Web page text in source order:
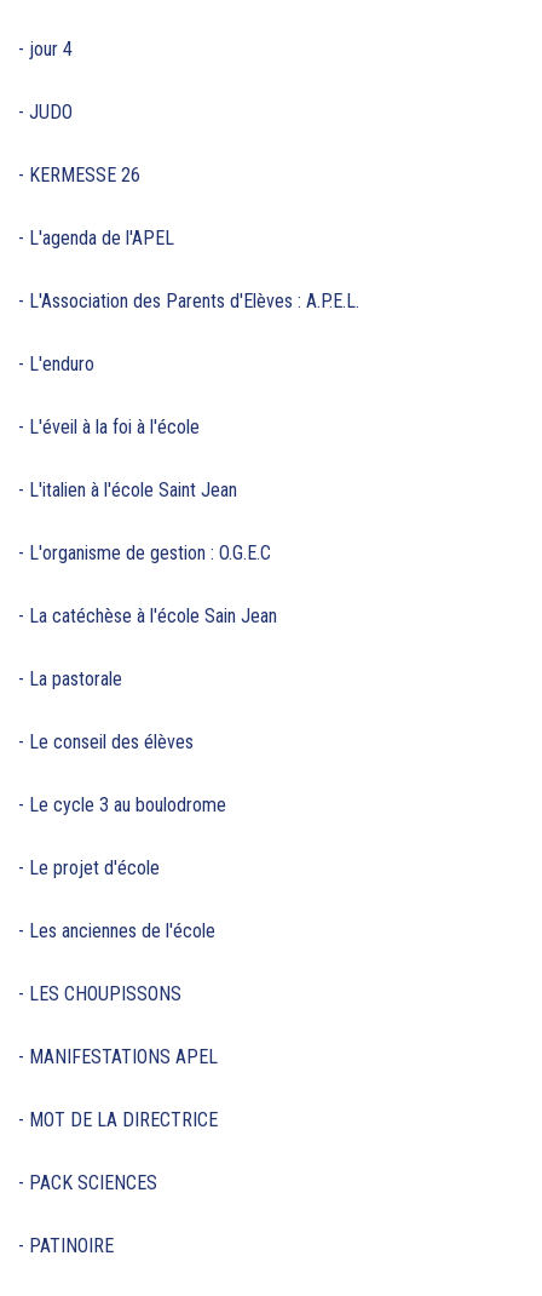
- jour 4
- JUDO
- KERMESSE 26
- L'agenda de l'APEL
- L'Association des Parents d'Elèves : A.P.E.L.
- L'enduro
- L'éveil à la foi à l'école
- L'italien à l'école Saint Jean
- L'organisme de gestion : O.G.E.C
- La catéchèse à l'école Sain Jean
- La pastorale
- Le conseil des élèves
- Le cycle 3 au boulodrome
- Le projet d'école
- Les anciennes de l'école
- LES CHOUPISSONS
- MANIFESTATIONS APEL
- MOT DE LA DIRECTRICE
- PACK SCIENCES
- PATINOIRE